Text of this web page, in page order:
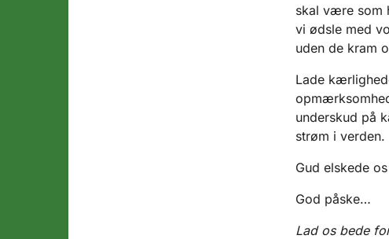
skal være som
vi ødsle med
uden de kram
Lade
underskud på
strøm i verden.
Gud elskede
God påske…
Lad os bede